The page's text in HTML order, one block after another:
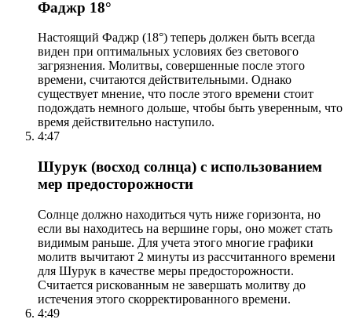
Фаджр 18°
Настоящий Фаджр (18°) теперь должен быть всегда
виден при оптимальных условиях без светового
загрязнения. Молитвы, совершенные после этого
времени, считаются действительными. Однако
существует мнение, что после этого времени стоит
подождать немного дольше, чтобы быть уверенным, что
время действительно наступило.
4:47
Шурук (восход солнца) с использованием
мер предосторожности
Солнце должно находиться чуть ниже горизонта, но
если вы находитесь на вершине горы, оно может стать
видимым раньше. Для учета этого многие графики
молитв вычитают 2 минуты из рассчитанного времени
для Шурук в качестве меры предосторожности.
Считается рискованным не завершать молитву до
истечения этого скорректированного времени.
4:49